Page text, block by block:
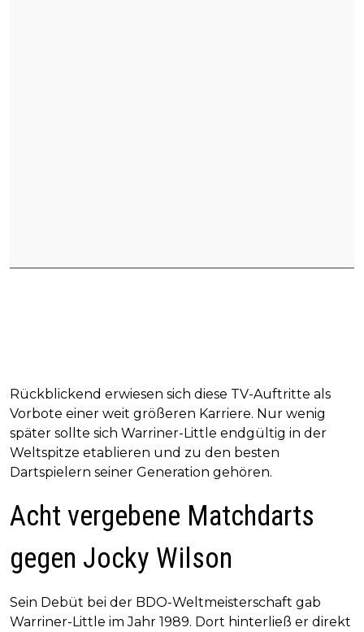
Rückblickend erwiesen sich diese TV-Auftritte als
Vorbote einer weit größeren Karriere. Nur wenig
später sollte sich Warriner-Little endgültig in der
Weltspitze etablieren und zu den besten
Dartspielern seiner Generation gehören.
Acht vergebene Matchdarts
gegen Jocky Wilson
Sein Debüt bei der BDO-Weltmeisterschaft gab
Warriner-Little im Jahr 1989. Dort hinterließ er direkt